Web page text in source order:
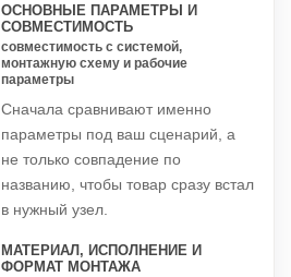
ОСНОВНЫЕ ПАРАМЕТРЫ И
СОВМЕСТИМОСТЬ
совместимость с системой,
монтажную схему и рабочие
параметры
Сначала сравнивают именно
параметры под ваш сценарий, а
не только совпадение по
названию, чтобы товар сразу встал
в нужный узел.
МАТЕРИАЛ, ИСПОЛНЕНИЕ И
ФОРМАТ МОНТАЖА